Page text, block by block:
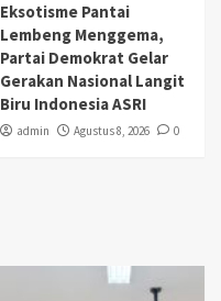
Eksotisme Pantai
Lembeng Menggema,
Partai Demokrat Gelar
Gerakan Nasional Langit
Biru Indonesia ASRI
admin Agustus 8, 2026 0